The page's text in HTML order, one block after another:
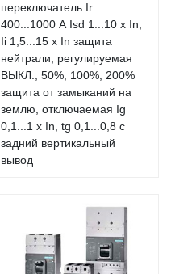
переключатель Ir
400...1000 А Isd 1...10 x In,
Ii 1,5...15 x In защита
нейтрали, регулируемая
ВЫКЛ., 50%, 100%, 200%
защита от замыканий на
землю, отключаемая Ig
0,1...1 x In, tg 0,1...0,8 с
задний вертикальный
вывод